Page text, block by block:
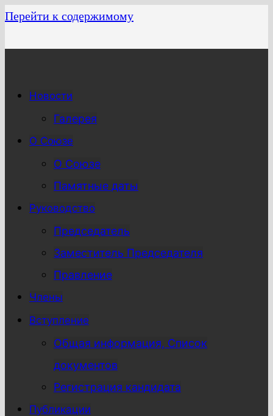
Перейти к содержимому
Новости
Галерея
О Союзе
О Союзе
Памятные даты
Руководство
Председатель
Заместитель Председателя
Правление
Члены
Вступление
Общая информация, Список
документов
Регистрация кандидата
Публикации